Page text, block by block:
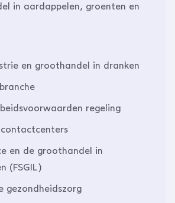
in aardappelen, groenten en
en groothandel in dranken
regeling
en de groothandel in
(FSGIL)
gezondheidszorg